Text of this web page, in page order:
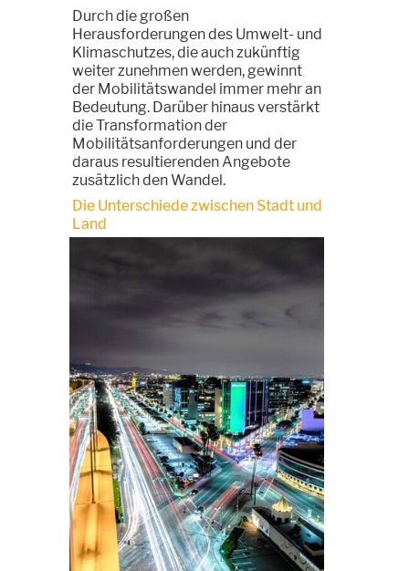
Durch die großen
Herausforderungen des Umwelt- und
Klimaschutzes, die auch zukünftig
weiter zunehmen werden, gewinnt
der Mobilitätswandel immer mehr an
Bedeutung. Darüber hinaus verstärkt
die Transformation der
Mobilitätsanforderungen und der
daraus resultierenden Angebote
zusätzlich den Wandel.
Die Unterschiede zwischen Stadt und
Land